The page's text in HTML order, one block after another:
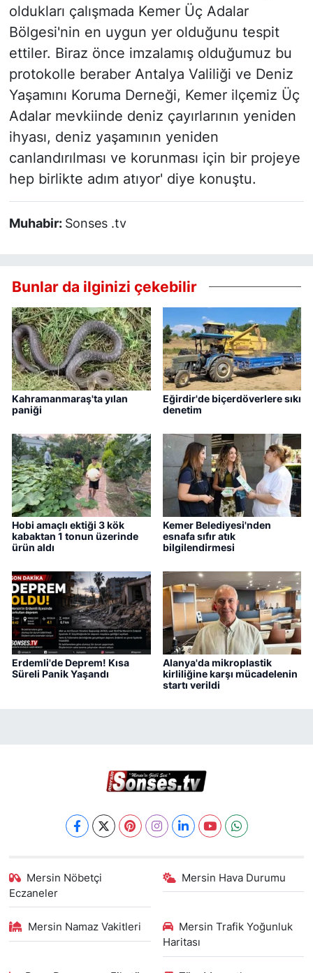
oldukları çalışmada Kemer Üç Adalar
Bölgesi'nin en uygun yer olduğunu tespit
ettiler. Biraz önce imzalamış olduğumuz bu
protokolle beraber Antalya Valiliği ve Deniz
Yaşamını Koruma Derneği, Kemer ilçemiz Üç
Adalar mevkiinde deniz çayırlarının yeniden
ihyası, deniz yaşamının yeniden
canlandırılması ve korunması için bir projeye
hep birlikte adım atıyor' diye konuştu.
Muhabir: Sonses .tv
Bunlar da ilginizi çekebilir
Kahramanmaraş'ta yılan
paniği
Eğirdir'de biçerdöverlere sıkı
denetim
Hobi amaçlı ektiği 3 kök
kabaktan 1 tonun üzerinde
ürün aldı
Kemer Belediyesi'nden
esnafa sıfır atık
bilgilendirmesi
Erdemli'de Deprem! Kısa
Süreli Panik Yaşandı
Alanya'da mikroplastik
kirliliğine karşı mücadelenin
startı verildi
Mersin Nöbetçi
Eczaneler
Mersin Hava Durumu
Mersin Namaz Vakitleri
Mersin Trafik Yoğunluk
Haritası